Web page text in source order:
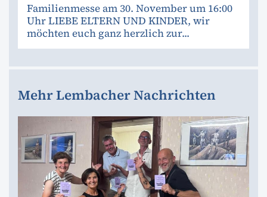
Familienmesse am 30. November um 16:00
Uhr LIEBE ELTERN UND KINDER, wir
möchten euch ganz herzlich zur...
Mehr Lembacher Nachrichten